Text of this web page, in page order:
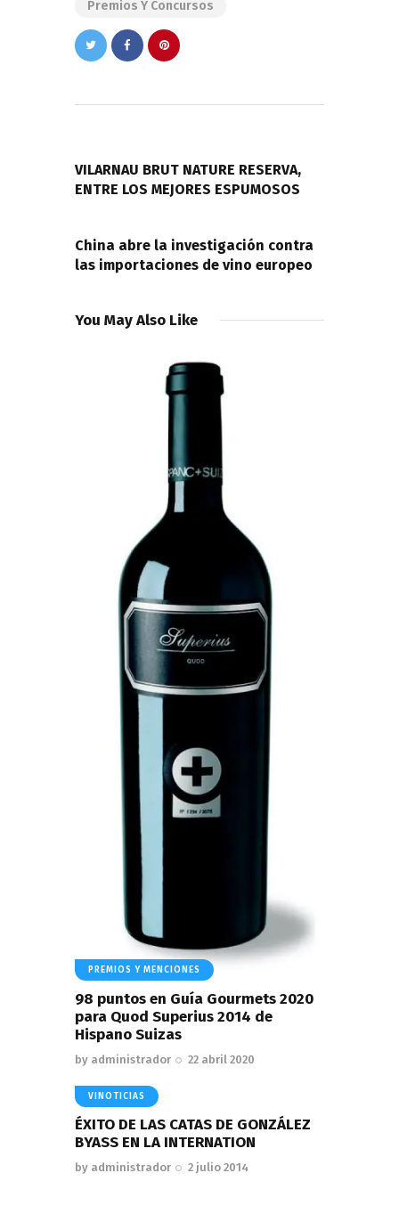
Premios Y Concursos
entradas
VILARNAU BRUT NATURE RESERVA,
ENTRE LOS MEJORES ESPUMOSOS
China abre la investigación contra
las importaciones de vino europeo
You May Also Like
PREMIOS Y MENCIONES
98 puntos en Guía Gourmets 2020
para Quod Superius 2014 de
Hispano Suizas
by administrador 22 abril 2020
VINOTICIAS
ÉXITO DE LAS CATAS DE GONZÁLEZ
BYASS EN LA INTERNATION
by administrador 2 julio 2014